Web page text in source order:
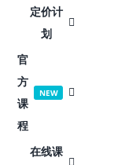
定价计
划
官
方
课
程
NEW
在线课